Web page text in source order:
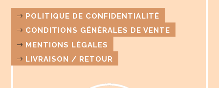
POLITIQUE DE CONFIDENTIALITÉ
CONDITIONS GÉNÉRALES DE VENTE
MENTIONS LÉGALES
LIVRAISON / RETOUR